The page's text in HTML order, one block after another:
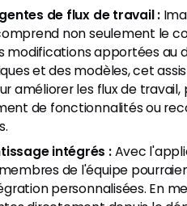
de flux de travail :
non seulement le
modifications apportées au
et des modèles, cet
améliorer les flux de
de fonctionnalités ou
intégrés :Avec
de l'équipe
personnalisées. En